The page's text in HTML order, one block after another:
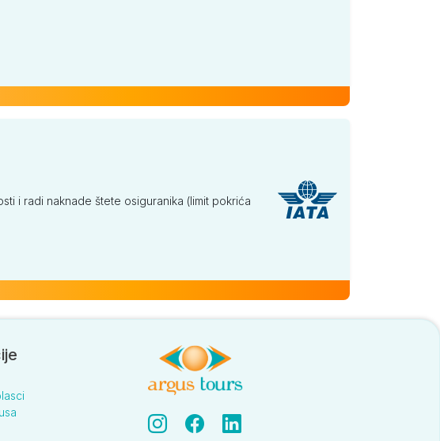
i radi naknade štete osiguranika (limit pokrića